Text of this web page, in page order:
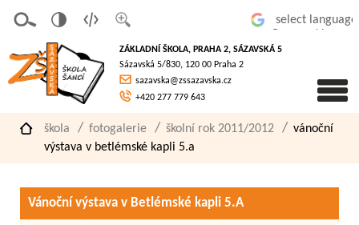
písmo
á
verze
pro
slaboz
raké
ZÁKLADNÍ ŠKOLA, PRAHA 2, SÁZAVSKÁ 5
Sázavská 5/830, 120 00 Praha 2
sazavska@zssazavska.cz
+420 277 779 643
škola fotogalerie školní rok 2011/2012
vánoční
výstava v betlémské kapli 5.a
Vánoční výstava v Betlémské kapli 5.A